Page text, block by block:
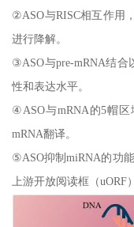
②ASO与RISC相互作用
进行降解。
③ASO与pre-mRNA结合
性和表达水平。
④ASO与mRNA的5帽
mRNA翻译。
⑤ASO抑制miRNA的功
上游开放阅读框（uORF